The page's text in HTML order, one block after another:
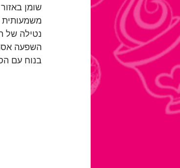
שומן
משמעותית
נטילה של
השפעה
בנוח עם